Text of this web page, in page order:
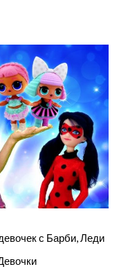
с Барби, Леди